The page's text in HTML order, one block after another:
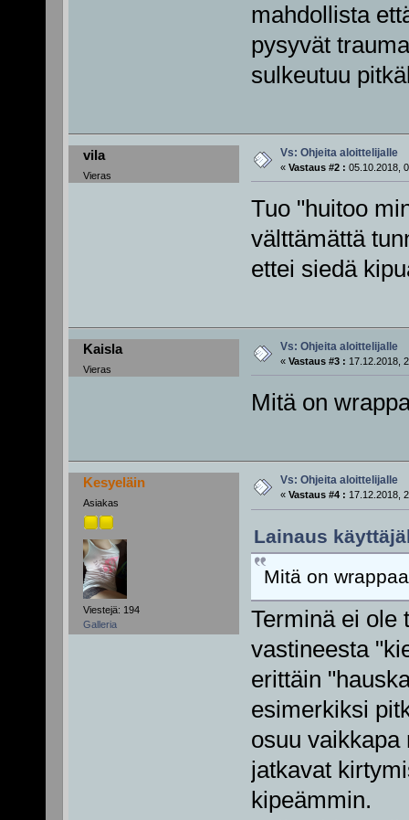
mahdollista
pysyvät
sulkeutuu
vila
Vieras
Vs: Ohjeita aloittelijalle
« Vastaus #2 : 05.10.2018,
Tuo "huitoo
välttämättä
ettei siedä
Kaisla
Vieras
Vs: Ohjeita aloittelijalle
« Vastaus #3 : 17.12.2018,
Mitä on
Kesyeläin
Asiakas
Viestejä: 194
Galleria
Vs: Ohjeita aloittelijalle
« Vastaus #4 : 17.12.2018,
Lainaus
Mitä on
Terminä ei ole
vastineesta
erittäin
esimerkiksi
osuu vaikkapa
jatkavat
kipeämmin.